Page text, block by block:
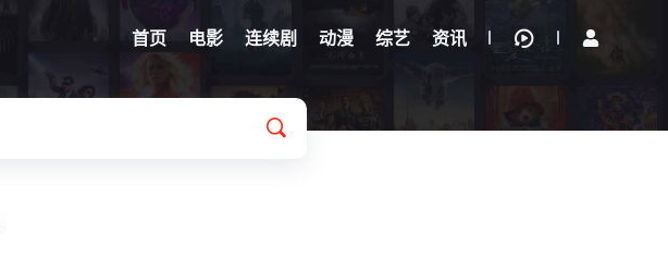
首页 电影 连续剧 动漫 综艺 资讯